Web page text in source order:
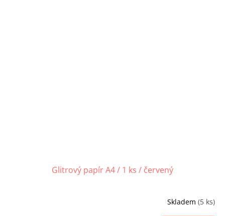
Glitrový papír A4 / 1 ks / červený
Skladem (5 ks)